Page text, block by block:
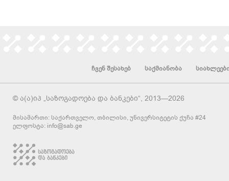
ჩვენ შესახებ საქმიანობა
© ა(ა)იპ „საზოგადოება და ბანკები“, 2013—2026
მისამართი: საქართველო, თბილისი, უნივერსიტეტის ქუჩა #24
ელფოსტა: info@sab.ge